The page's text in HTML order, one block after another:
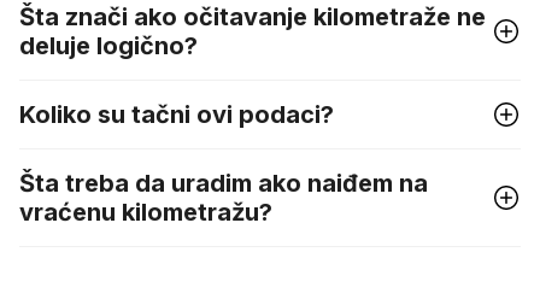
Šta znači ako očitavanje kilometraže ne
deluje logično?
Koliko su tačni ovi podaci?
Šta treba da uradim ako naiđem na
vraćenu kilometražu?